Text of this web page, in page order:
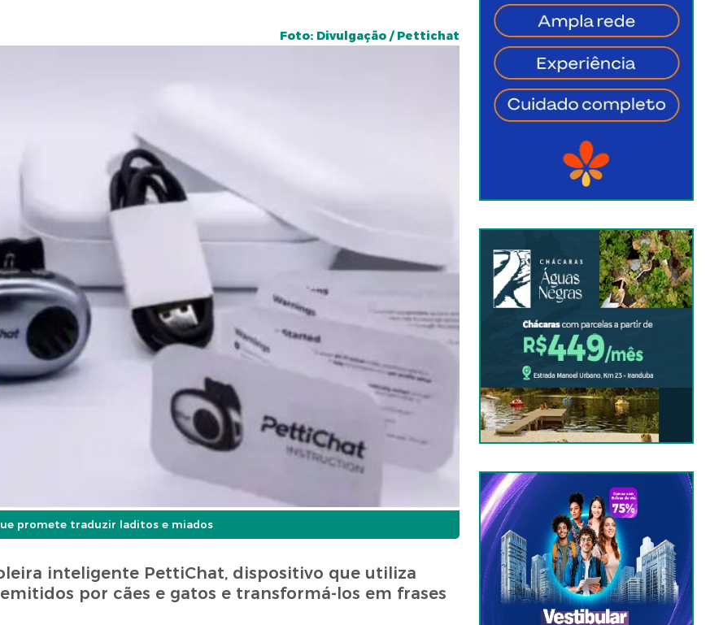
Foto: Divulgação / Pettichat
promete traduzir laditos e miados
inteligente PettiChat, dispositivo que utiliza
por cães e gatos e transformá-los em frases